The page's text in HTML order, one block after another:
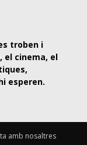
troben i
el cinema, el
esperen.
amb nosaltres